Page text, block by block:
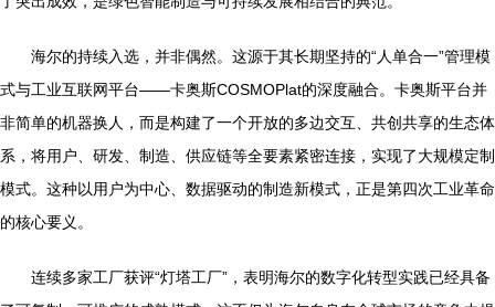
海尔的持续入选，并非偶然。这源于其长期坚持的“人单合一”管理模
式与工业互联网平台——卡奥斯COSMOPlat的深度融合。卡奥斯平台并
非简单的机器换人，而是构建了一个开放的多边交互、共创共享的生态体
系，将用户、研发、制造、供应链等全要素紧密连接，实现了大规模定制
模式。这种以用户为中心、数据驱动的制造新模式，正是第四次工业革命
的核心要义。
连续多家工厂获评“灯塔工厂”，表明海尔的数字化转型实践已经具备